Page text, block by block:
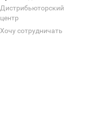
Дистрибьюторский
центр
Хочу сотрудничать